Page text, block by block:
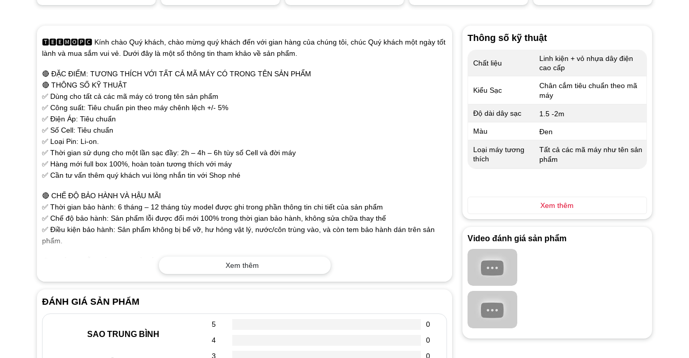
🆃🅴🅴🅼🅾🅿🅲 Kính chào Quý khách, chào mừng quý khách đến với gian hàng của chúng tôi, chúc Quý khách một ngày tốt
lành và mua sắm vui vẻ. Dưới đây là một số thông tin tham khảo về sản phẩm.
🔴 ĐẶC ĐIỂM: TƯƠNG THÍCH VỚI TẤT CẢ MÃ MÁY CÓ TRONG TÊN SẢN PHẨM
🔴 THÔNG SỐ KỸ THUẬT
✅ Dùng cho tất cả các mã máy có trong tên sản phẩm
✅ Công suất: Tiêu chuẩn pin theo máy chênh lệch +/- 5%
✅ Điện Áp: Tiêu chuẩn
✅ Số Cell: Tiêu chuẩn
✅ Loại Pin: Li-on.
✅ Thời gian sử dụng cho một lần sạc đầy: 2h – 4h – 6h tùy số Cell và đời máy
✅ Hàng mới full box 100%, hoàn toàn tương thích với máy
✅ Cần tư vấn thêm quý khách vui lòng nhắn tin với Shop nhé
🔴 CHẾ ĐỘ BẢO HÀNH VÀ HẬU MÃI
✅ Thời gian bảo hành: 6 tháng – 12 tháng tùy model được ghi trong phần thông tin chi tiết của sản phẩm
✅ Chế độ bảo hành: Sản phẩm lỗi được đổi mới 100% trong thời gian bảo hành, không sửa chữa thay thế
✅ Điều kiện bảo hành: Sản phẩm không bị bể vỡ, hư hỏng vật lý, nước/côn trùng vào, và còn tem bảo hành dán trên sản
phẩm.
🔴 HƯỚNG DẪN SỬ DỤNG VÀ BẢO QUẢN PIN LAPTOP
✅Pin laptop là bộ phận của máy, có tuổi thọ ngắn và rất dễ hỏng, nên người dùng cần phải biết cách sử dụng và bảo quản
phù hợp. Sau mỗi lần sử dụng (sạc xả) dung lượng của pin sẽ giảm dần. Để có thể dùng pin một cách tối ưu và mang lại độ
bền cao nhất chúng ta cần sử dụng như sau:
✅ Đối với pin mới mua cần sạc 8 đến 10 tiếng, sau đó rút sạc ra dùng máy, cho đến khi pin báo còn khoảng 10%-15% rồi lại
sạc lại. Nên thực hiện liên tuc như vậy trong 3 lần đầu.
✅ Đối với các lần dùng tiếp theo, Khi dùng pin còn 10%-15%, hãy cắm sạc pin. Vì tuổi thọ của Pin laptop được tính theo số
lần dùng (sạc xả) ví dụ nhà cung cấp quy định pin laptop của bạn có 500 lần dùng (sạc xả), 1 ngày các bạn sử dụng máy
tính cứ pin giảm còn 60,70,80% dung lượng lại cắm sạc pin, thực hiện nhiều lần như vậy, sẽ làm giảm số lần dùng (sạc xả)
Xem thêm
ĐÁNH GIÁ SẢN PHẨM
SAO TRUNG BÌNH
5
0
4
0
3
0
Thông số kỹ thuật
Chất liệu
Linh kiện + vỏ nhựa dây điện
cao cấp
Kiểu Sạc
Chân cắm tiêu chuẩn theo mã
máy
Độ dài dây sạc 1.5 -2m
Màu Đen
Loại máy tương
thích
Tất cả các mã máy như tên sản
phẩm
Xem thêm
Video đánh giá sản phẩm